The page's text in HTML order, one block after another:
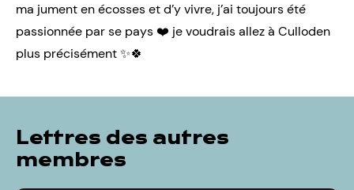
ma jument en écosses et d’y vivre, j’ai toujours été
passionnée par se pays ❤️ je voudrais allez à Culloden
plus précisément ✨🍀
Lettres des autres
membres